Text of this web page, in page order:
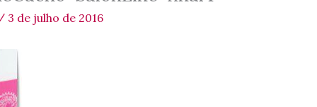
/ 3 de julho de 2016